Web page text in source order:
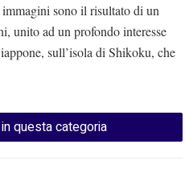
immagini sono il risultato di un
unito ad un profondo interesse
sull’isola di Shikoku, che
questa categoria